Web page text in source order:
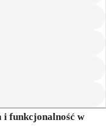
i funkcjonalność w